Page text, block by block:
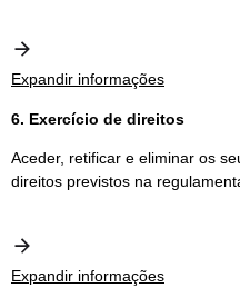
Expandir informações
6. Exercício de direitos
Aceder, retificar e eliminar os
direitos previstos na
Expandir informações